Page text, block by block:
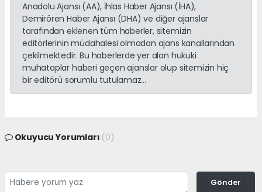
Anadolu Ajansı (AA), İhlas Haber Ajansı (İHA),
Demirören Haber Ajansı (DHA) ve diğer ajanslar
tarafından eklenen tüm haberler, sitemizin
editörlerinin müdahalesi olmadan ajans kanallarından
çekilmektedir. Bu haberlerde yer alan hukuki
muhataplar haberi geçen ajanslar olup sitemizin hiç
bir editörü sorumlu tutulamaz...
Okuyucu Yorumları (0)
Gönder